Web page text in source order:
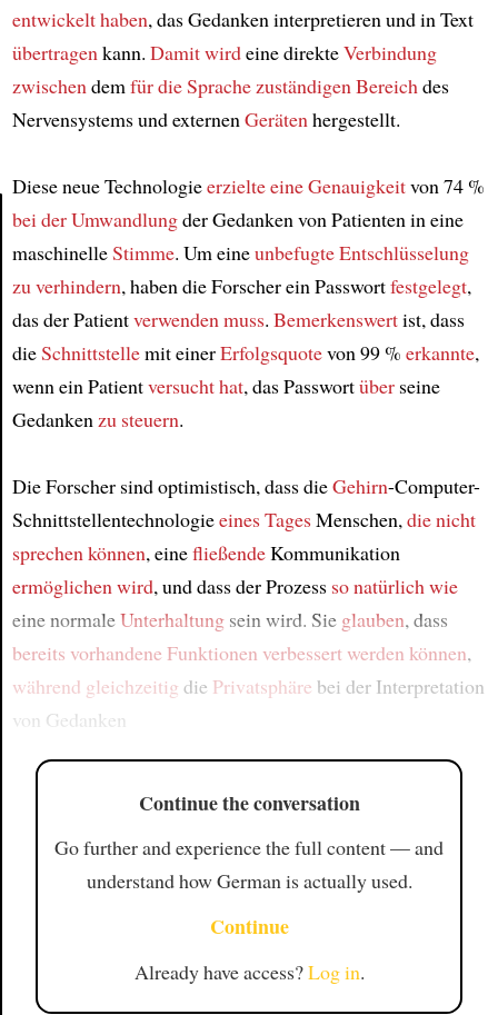
Article
entwickelt haben, das Gedanken interpretieren und in Text
übertragen kann. Damit wirdeine direkteVerbindung
zwischen dem für die Sprache zuständigen Bereich des
Nervensystems und externen Geräten hergestellt.
Diese neue Technologieerzielte eine Genauigkeitvon 74 %
bei der Umwandlungder Gedanken von Patienten in eine
maschinelleStimme. Um eineunbefugte Entschlüsselung
zu verhindern, haben die Forscher ein Passwortfestgelegt,
das der Patientverwenden muss. Bemerkenswertist, dass
dieSchnittstellemit einerErfolgsquotevon 99 % erkannte,
wenn ein Patientversucht hat, das Passwortüberseine
Gedanken zu steuern.
Die Forscher sind optimistisch, dass dieGehirn-Computer-
Schnittstellentechnologieeines TagesMenschen, die nicht
sprechen können, einefließendeKommunikation
ermöglichen wird, und dass der Prozess so natürlich wie
eine normaleUnterhaltungsein wird. Sie glauben, dass
bereits vorhandene Funktionen verbessert werden können,
während gleichzeitig die Privatsphäre bei der Interpretation
von Gedanken
Continue the conversation
Go further and experience the full content — and
understand how German is actually used.
Continue
Already have access?Log in.